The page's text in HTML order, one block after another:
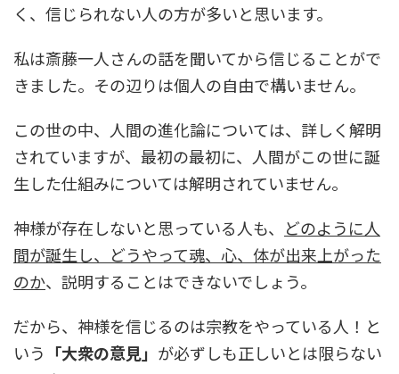
く、信じられない人の方が多いと思います。
私は斎藤一人さんの話を聞いてから信じることがで
きました。その辺りは個人の自由で構いません。
この世の中、人間の進化論については、詳しく解明
されていますが、最初の最初に、人間がこの世に誕
生した仕組みについては解明されていません。
神様が存在しないと思っている人も、
どのように人
間が誕生し、どうやって魂、心、体が出来上がった
のか、説明することはできないでしょう。
だから、神様を信じるのは宗教をやっている人！と
いう 「大衆の意見」 が必ずしも正しいとは限らない